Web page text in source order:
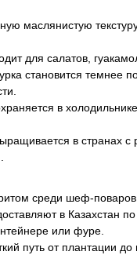
маслянистую
для салатов,
становится темнее
в
в странах с
среди шеф-
в Казахстан
или фуре.
путь от плантации до